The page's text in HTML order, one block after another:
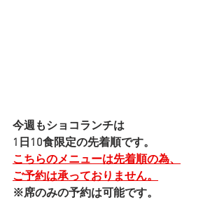
今週もショコランチは
1日10食限定の先着順です。
こちらのメニューは先着順の為、
ご予約は承っておりません。
※席のみの予約は可能です。